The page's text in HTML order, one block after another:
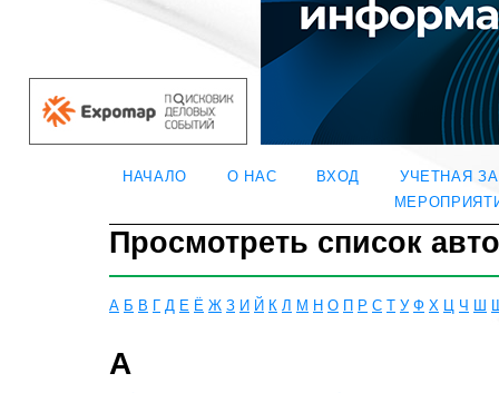
НАЧАЛО О НАС ВХОД
УЧЕТНАЯ
Просмотреть список
А Б В Г Д Е Ё Ж З И Й К Л М Н О П Р С Т У Ф Х Ц Ч Ш
A